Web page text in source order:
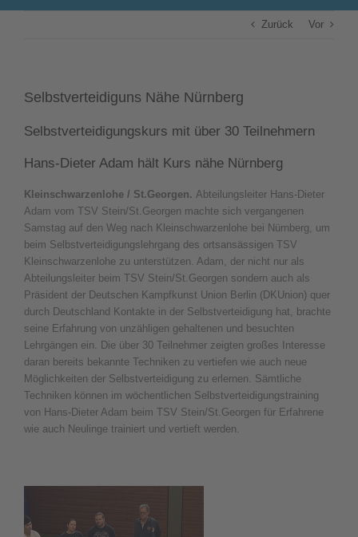
Zurück Vor
Selbstverteidiguns Nähe Nürnberg
Selbstverteidigungskurs mit über 30 Teilnehmern
Hans-Dieter Adam hält Kurs nähe Nürnberg
Kleinschwarzenlohe / St.Georgen. Abteilungsleiter Hans-Dieter
Adam vom TSV Stein/St.Georgen machte sich vergangenen
Samstag auf den Weg nach Kleinschwarzenlohe bei Nürnberg, um
beim Selbstverteidigungslehrgang des ortsansässigen TSV
Kleinschwarzenlohe zu unterstützen. Adam, der nicht nur als
Abteilungsleiter beim TSV Stein/St.Georgen sondern auch als
Präsident der Deutschen Kampfkunst Union Berlin (DKUnion) quer
durch Deutschland Kontakte in der Selbstverteidigung hat, brachte
seine Erfahrung von unzähligen gehaltenen und besuchten
Lehrgängen ein. Die über 30 Teilnehmer zeigten großes Interesse
daran bereits bekannte Techniken zu vertiefen wie auch neue
Möglichkeiten der Selbstverteidigung zu erlernen. Sämtliche
Techniken können im wöchentlichen Selbstverteidigungstraining
von Hans-Dieter Adam beim TSV Stein/St.Georgen für Erfahrene
wie auch Neulinge trainiert und vertieft werden.